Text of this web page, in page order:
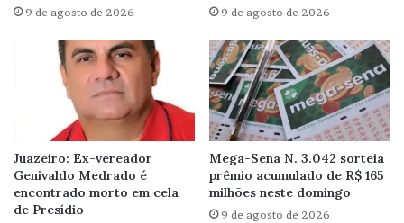
9 de agosto de 2026 9 de agosto de 2026
Juazeiro: Ex-vereador
Genivaldo Medrado é
encontrado morto em cela
de Presídio
Mega-Sena N. 3.042 sorteia
prêmio acumulado de R$ 165
milhões neste domingo
9 de agosto de 2026